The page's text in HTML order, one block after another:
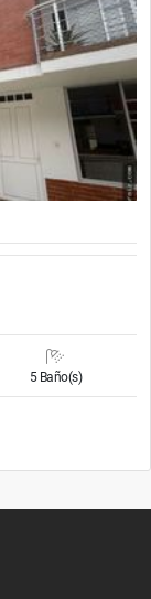
5 Baño(s)